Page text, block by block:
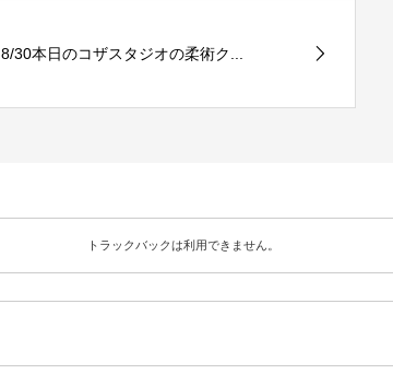
8/30本日のコザスタジオの柔術ク...
トラックバックは利用できません。